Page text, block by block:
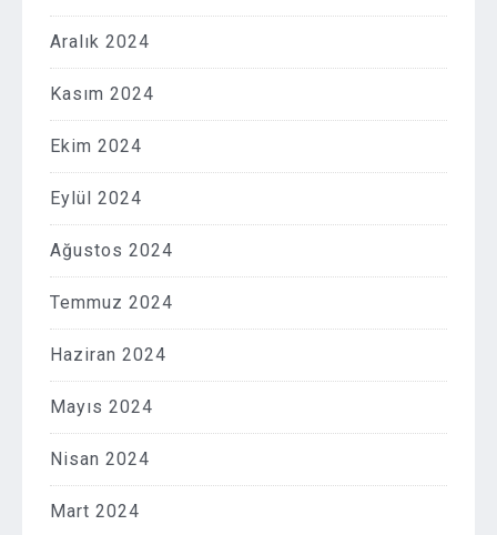
Aralık 2024
Kasım 2024
Ekim 2024
Eylül 2024
Ağustos 2024
Temmuz 2024
Haziran 2024
Mayıs 2024
Nisan 2024
Mart 2024